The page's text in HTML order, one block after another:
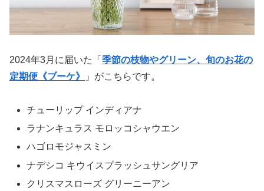
2024年3月に届いた「 季節の枝物やグリーン、旬のお花の
定期便《ブーケ》
」がこちらです。
チューリップ インディアナ
ラナンキュラス モロッコシャウエン
ハゴロモジャスミン
ナデシコ キウイスプラッシュサングリア
クリスマスローズ グリーニーアン